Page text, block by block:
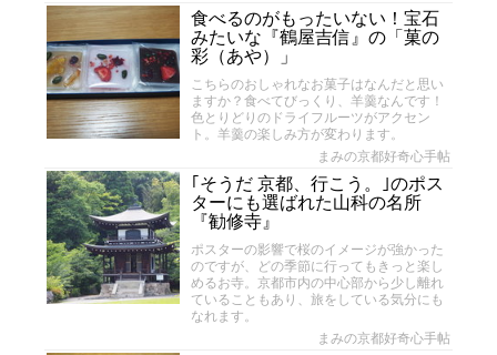
食べるのがもったいない！宝石
みたいな『鶴屋吉信』の「菓の
彩（あや）」
こちらのおしゃれなお菓子はなんだと思い
ますか？食べてびっくり、羊羹なんです！
色とりどりのドライフルーツがアクセン
ト。羊羹の楽しみ方が変わります。
まみの京都好奇心手帖
｢そうだ 京都、行こう。｣のポス
ターにも選ばれた山科の名所
『勧修寺』
ポスターの影響で桜のイメージが強かった
のですが、どの季節に行ってもきっと楽し
めるお寺。京都市内の中心部から少し離れ
ていることもあり、旅をしている気分にも
なれます。
まみの京都好奇心手帖